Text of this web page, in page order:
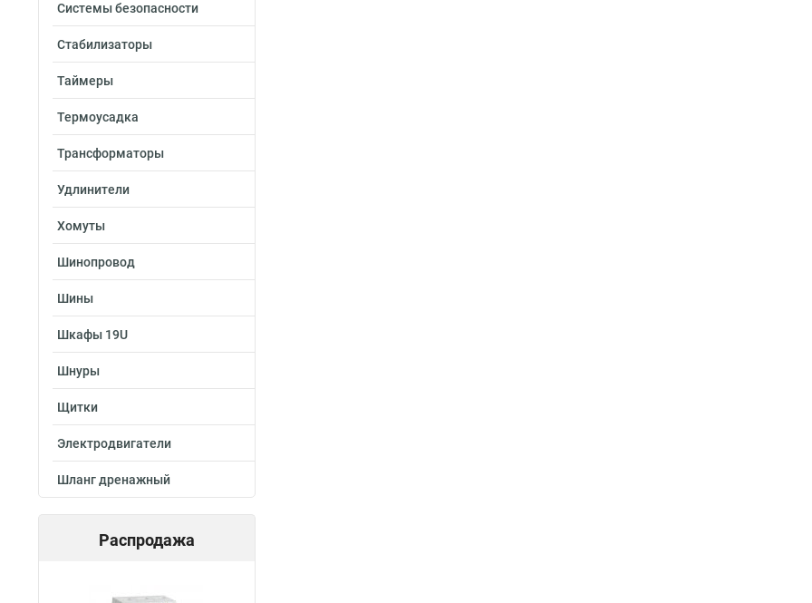
Системы безопасности
Стабилизаторы
Таймеры
Термоусадка
Трансформаторы
Удлинители
Хомуты
Шинопровод
Шины
Шкафы 19U
Шнуры
Щитки
Электродвигатели
Шланг дренажный
Распродажа